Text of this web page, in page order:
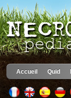
Accueil Quid